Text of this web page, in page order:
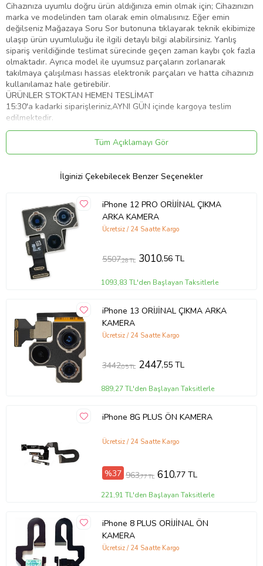
Cihazınıza uyumlu doğru ürün aldığınıza emin olmak için; Cihazınızın
marka ve modelinden tam olarak emin olmalısınız. Eğer emin
değilseniz Mağazaya Soru Sor butonuna tıklayarak teknik ekibimize
ulaşıp ürün uyumluluğu ile ilgili detaylı bilgi alabilirsiniz. Yanlış
sipariş verildiğinde teslimat sürecinde geçen zaman kaybı çok fazla
olmaktadır. Ayrıca model ile uyumsuz parçaların zorlanarak
takılmaya çalışılması hassas elektronik parçaları ve hatta cihazınızı
kullanılamaz hale getirebilir.
ÜRÜNLER STOKTAN HEMEN TESLİMAT
15:30'a kadarki siparişleriniz,AYNI GÜN içinde kargoya teslim
edilmektedir.
Saat 15:30 dan sonraki kargolar,diğer iş günü kargoya teslim
Ürün Kodu:kcm92504613
Tüm Açıklamayı Gör
İlginizi Çekebilecek Benzer Seçenekler
iPhone 12 PRO ORİJİNAL ÇIKMA
ARKA KAMERA
Ücretsiz / 24 Saatte Kargo
5507,28 TL 3010,56 TL
1093,83 TL'den Başlayan Taksitlerle
iPhone 13 ORİJİNAL ÇIKMA ARKA
KAMERA
Ücretsiz / 24 Saatte Kargo
3442,05 TL 2447,55 TL
889,27 TL'den Başlayan Taksitlerle
iPhone 8G PLUS ÖN KAMERA
Ücretsiz / 24 Saatte Kargo
%37 963,77 TL 610,77 TL
221,91 TL'den Başlayan Taksitlerle
iPhone 8 PLUS ORİJİNAL ÖN
KAMERA
Ücretsiz / 24 Saatte Kargo